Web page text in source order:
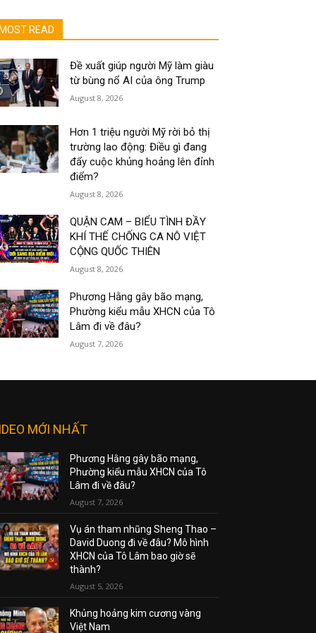
MOST READ
Đề xuất giúp người Mỹ làm giàu
từ bùng nổ AI của ông Trump
August 8, 2026
Hơn 1 triệu người Mỹ rời bỏ thị
trường lao động: Điều gì đang
đẩy cuộc khủng hoảng lên đỉnh
điểm?
August 8, 2026
QUẬN CAM – BIỂU TÌNH ĐẦY
KHÍ THẾ CHỐNG CA NÔ VIỆT
CỘNG QUỐC THIÊN
August 8, 2026
Phương Hằng gây bão mạng,
Phường kiểu mẫu XHCN của Tô
Lâm đi về đâu?
August 7, 2026
MỚI NHẤT
Phương Hằng gây bão mạng,
Phường kiểu mẫu XHCN của Tô
Lâm đi về đâu?
August 7, 2026
Vụ án tham nhũng Sheng Thao –
David Duong đi về đâu? Mô hình
XHCN của Tô Lâm bao giờ sẽ
thành?
August 5, 2026
Khủng hoảng kim cương vàng
Việt Nam